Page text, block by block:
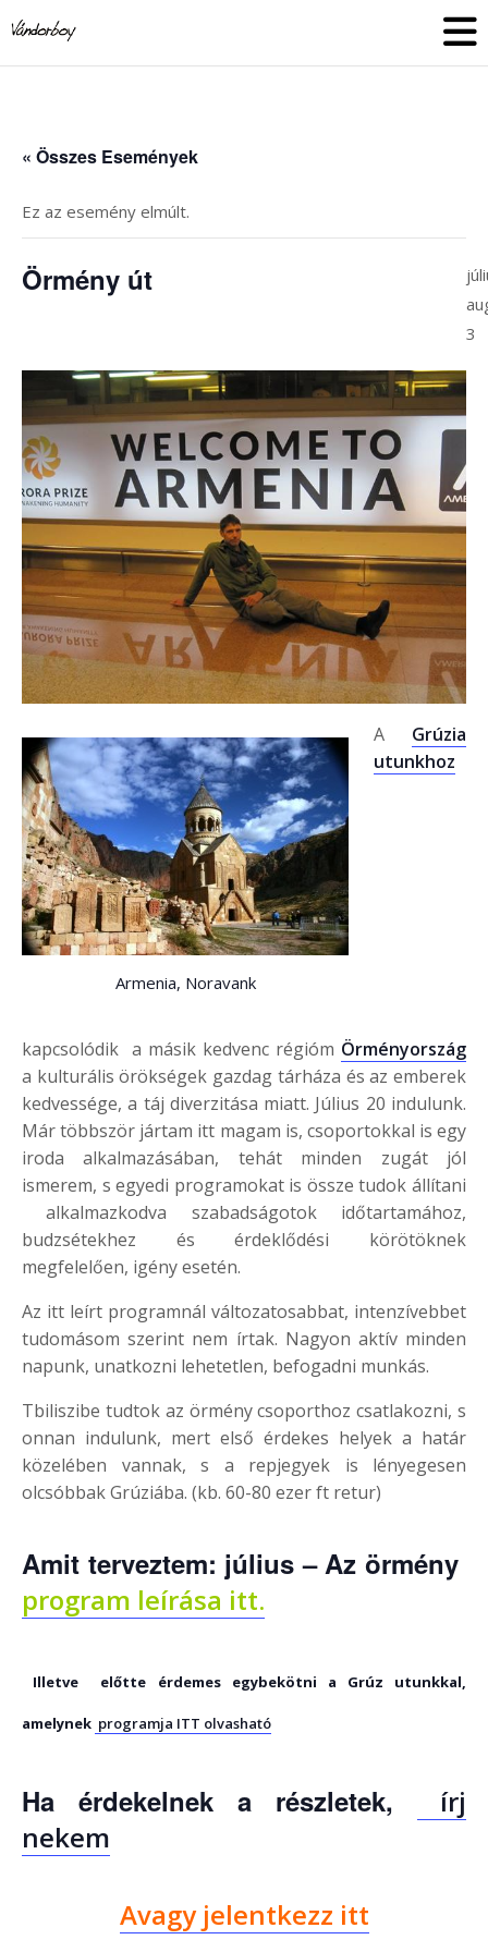
to
content
« Összes Események
Ez az esemény elmúlt.
Örmény út
3
Armenia, Noravank
A Grúzia
utunkhoz
kapcsolódik a másik kedvenc régióm Örményország
a kulturális örökségek gazdag tárháza és az emberek
kedvessége, a táj diverzitása miatt. Július 20 indulunk.
Már többször jártam itt magam is, csoportokkal is egy
iroda alkalmazásában, tehát minden zugát jól
ismerem, s egyedi programokat is össze tudok állítani
alkalmazkodva szabadságotok időtartamához,
budzsétekhez és érdeklődési körötöknek
megfelelően, igény esetén.
Az itt leírt programnál változatosabbat, intenzívebbet
tudomásom szerint nem írtak. Nagyon aktív minden
napunk, unatkozni lehetetlen, befogadni munkás.
Tbiliszibe tudtok az örmény csoporthoz csatlakozni, s
onnan indulunk, mert első érdekes helyek a határ
közelében vannak, s a repjegyek is lényegesen
olcsóbbak Grúziába. (kb. 60-80 ezer ft retur)
Amit terveztem: július – Az örmény
program leírása itt.
Illetve előtte érdemes egybekötni a Grúz utunkkal,
amelynek programja ITT olvasható
Ha érdekelnek a részletek,
írj
nekem
Avagy jelentkezz itt